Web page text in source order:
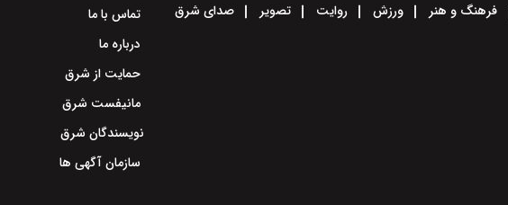
فرهنگ و هنر ورزش روایت تصویر صدای شرق
تماس با ما
درباره ما
حمایت از شرق
مانیفست شرق
نویسندگان شرق
سازمان آگهی ها